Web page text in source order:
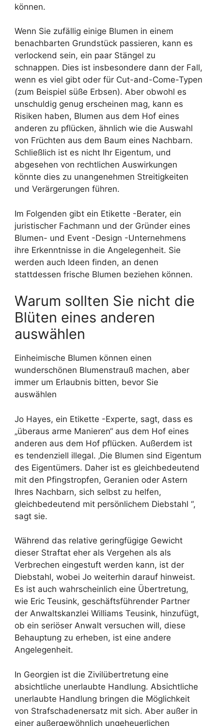
können.
Wenn Sie zufällig einige Blumen in einem
benachbarten Grundstück passieren, kann es
verlockend sein, ein paar Stängel zu
schnappen. Dies ist insbesondere dann der Fall,
wenn es viel gibt oder für Cut-and-Come-Typen
(zum Beispiel süße Erbsen). Aber obwohl es
unschuldig genug erscheinen mag, kann es
Risiken haben, Blumen aus dem Hof ​​eines
anderen zu pflücken, ähnlich wie die Auswahl
von Früchten aus dem Baum eines Nachbarn.
Schließlich ist es nicht Ihr Eigentum, und
abgesehen von rechtlichen Auswirkungen
könnte dies zu unangenehmen Streitigkeiten
und Verärgerungen führen.
Im Folgenden gibt ein Etikette -Berater, ein
juristischer Fachmann und der Gründer eines
Blumen- und Event -Design -Unternehmens
ihre Erkenntnisse in die Angelegenheit. Sie
werden auch Ideen finden, an denen
stattdessen frische Blumen beziehen können.
Warum sollten Sie nicht die
Blüten eines anderen
auswählen
Einheimische Blumen können einen
wunderschönen Blumenstrauß machen, aber
immer um Erlaubnis bitten, bevor Sie
auswählen
Jo Hayes, ein Etikette -Experte, sagt, dass es
„überaus arme Manieren“ aus dem Hof ​​eines
anderen aus dem Hof ​​pflücken. Außerdem ist
es tendenziell illegal. ‚Die Blumen sind Eigentum
des Eigentümers. Daher ist es gleichbedeutend
mit den Pfingstropfen, Geranien oder Astern
Ihres Nachbarn, sich selbst zu helfen,
gleichbedeutend mit persönlichem Diebstahl “,
sagt sie.
Während das relative geringfügige Gewicht
dieser Straftat eher als Vergehen als als
Verbrechen eingestuft werden kann, ist der
Diebstahl, wobei Jo weiterhin darauf hinweist.
Es ist auch wahrscheinlich eine Übertretung,
wie Eric Teusink, geschäftsführender Partner
der Anwaltskanzlei Williams Teusink, hinzufügt,
ob ein seriöser Anwalt versuchen will, diese
Behauptung zu erheben, ist eine andere
Angelegenheit.
In Georgien ist die Zivilübertretung eine
absichtliche unerlaubte Handlung. Absichtliche
unerlaubte Handlung bringen die Möglichkeit
von Strafschadenersatz mit sich. Aber außer in
einer außergewöhnlich ungeheuerlichen